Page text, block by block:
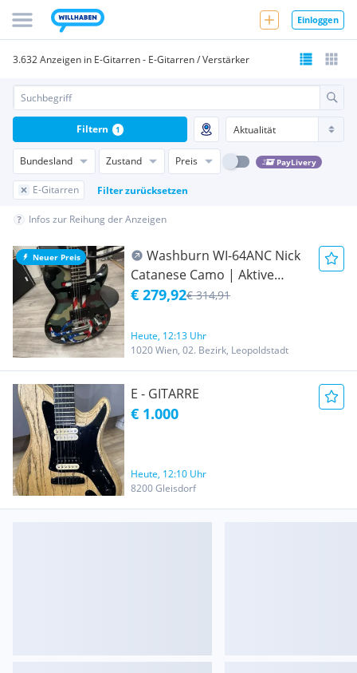
Einloggen
3.632 Anzeigen in E-Gitarren - E-Gitarren / Verstärker
Bundesland Zustand Preis PayLivery
E-Gitarren Filter zurücksetzen
Filtern 1
Infos zur Reihung der Anzeigen
Neuer Preis
Washburn WI-64ANC Nick
Catanese Camo | Aktive
Randall Humbucker | Buzz
Mechaniken | Zustand: Gut
#1210879
€ 279,92€ 314,91
Heute, 12:13 Uhr
1020 Wien, 02. Bezirk, Leopoldstadt
E - GITARRE
€ 1.000
Heute, 12:10 Uhr
8200 Gleisdorf